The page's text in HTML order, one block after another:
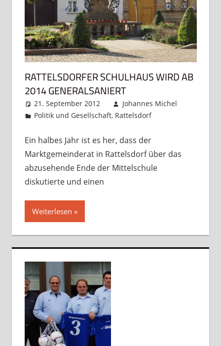
RATTELSDORFER SCHULHAUS WIRD AB
2014 GENERALSANIERT
21. September 2012
Johannes Michel
Politik und Gesellschaft, Rattelsdorf
Ein halbes Jahr ist es her, dass der
Marktgemeinderat in Rattelsdorf über das
abzusehende Ende der Mittelschule
diskutierte und einen
Weiterlesen